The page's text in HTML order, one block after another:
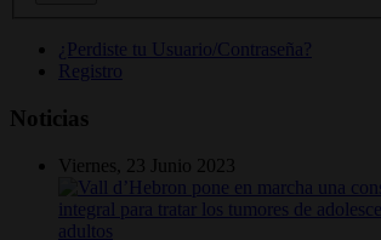
¿Perdiste tu Usuario/Contraseña?
Registro
Noticias
Viernes, 23 Junio 2023